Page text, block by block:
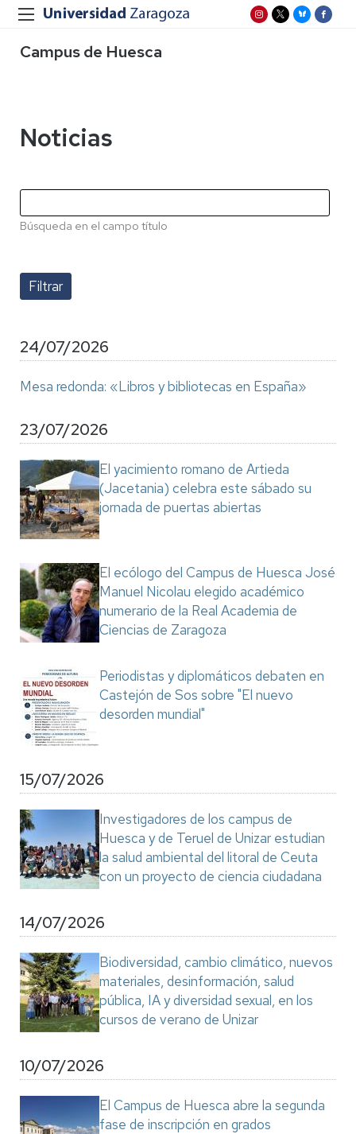
Campus de Huesca
Noticias
Búsqueda en el campo título
24/07/2026
Mesa redonda: «Libros y bibliotecas en España»
23/07/2026
El yacimiento romano de Artieda
(Jacetania) celebra este sábado su
jornada de puertas abiertas
El ecólogo del Campus de Huesca José
Manuel Nicolau elegido académico
numerario de la Real Academia de
Ciencias de Zaragoza
Periodistas y diplomáticos debaten en
Castejón de Sos sobre "El nuevo
desorden mundial"
15/07/2026
Investigadores de los campus de
Huesca y de Teruel de Unizar estudian
la salud ambiental del litoral de Ceuta
con un proyecto de ciencia ciudadana
14/07/2026
Biodiversidad, cambio climático, nuevos
materiales, desinformación, salud
pública, IA y diversidad sexual, en los
cursos de verano de Unizar
10/07/2026
El Campus de Huesca abre la segunda
fase de inscripción en grados